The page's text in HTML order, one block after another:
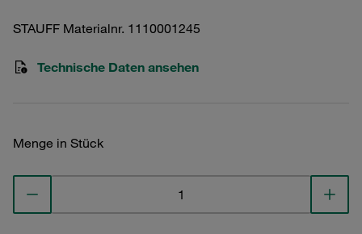
STAUFF Materialnr. 1110001245
Technische Daten ansehen
Menge in Stück